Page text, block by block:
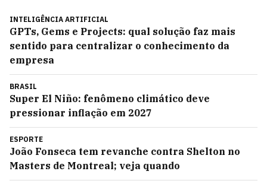
INTELIGÊNCIA ARTIFICIAL
GPTs, Gems e Projects: qual solução faz mais
sentido para centralizar o conhecimento da
empresa
BRASIL
Super El Niño: fenômeno climático deve
pressionar inflação em 2027
ESPORTE
João Fonseca tem revanche contra Shelton no
Masters de Montreal; veja quando